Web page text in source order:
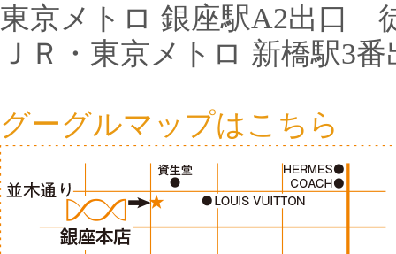
東京メトロ 銀座駅A2出口
ＪＲ・東京メトロ 新橋駅3
グーグルマップはこちら